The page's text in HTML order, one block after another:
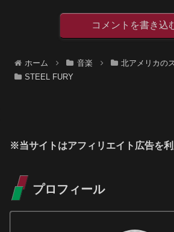
コメントを書き込
ホーム 音楽
北アメリカの
STEEL FURY
※当サイトはアフィリエイト広告を利
プロフィール